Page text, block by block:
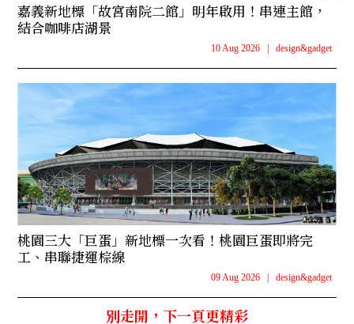
嘉義新地標「故宮南院二館」明年啟用！串連主館，
結合咖啡店湖景
10 Aug 2026 design&gadget
桃園三大「巨蛋」新地標一次看！桃園巨蛋即將完
工、串聯捷運棕線
09 Aug 2026 design&gadget
別走開，下一頁更精彩